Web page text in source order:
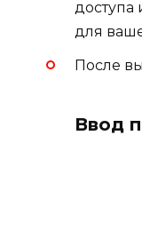
доступа
для
После
Ввод